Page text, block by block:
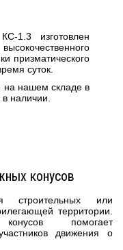
1.3 изготовлен
призматического
суток.
на нашем складе в
наличии.
конусов
строительных или
территории.
помогает
движения о